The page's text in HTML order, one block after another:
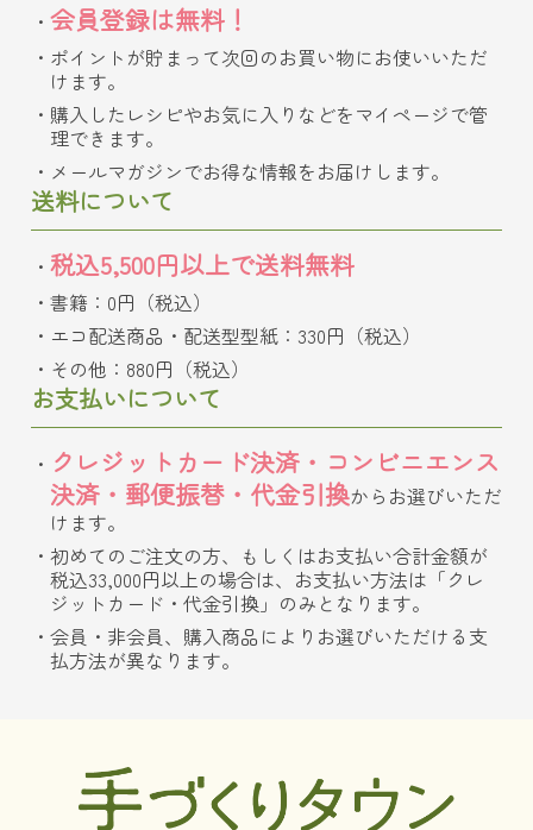
会員登録は無料！
ポイントが貯まって次回のお買い物にお使いいただ
けます。
購入したレシピやお気に入りなどをマイページで管
理できます。
メールマガジンでお得な情報をお届けします。
送料について
税込5,500円以上で送料無料
書籍：0円（税込）
エコ配送商品・配送型型紙：330円（税込）
その他：880円（税込）
お支払いについて
クレジットカード決済・コンビニエンス
決済・郵便振替・代金引換からお選びいただ
けます。
初めてのご注文の方、もしくはお支払い合計金額が
税込33,000円以上の場合は、お支払い方法は「クレ
ジットカード・代金引換」のみとなります。
会員・非会員、購入商品によりお選びいただける支
払方法が異なります。